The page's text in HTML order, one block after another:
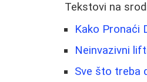
Tekstovi na
Kako Pronaći
Neinvazivni
Sve što treba